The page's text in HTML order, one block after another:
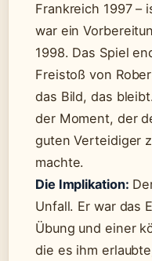
Frankreich 1997 –
war ein
1998. Das Spiel
Freistoß von
das Bild, das
der Moment, der
guten Verteidiger
machte.
Die Implikation:
Unfall. Er war das
Übung und einer
die es ihm